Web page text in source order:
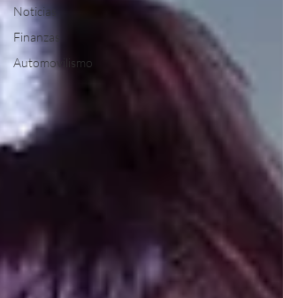
Noticias
Finanzas
Automovilismo